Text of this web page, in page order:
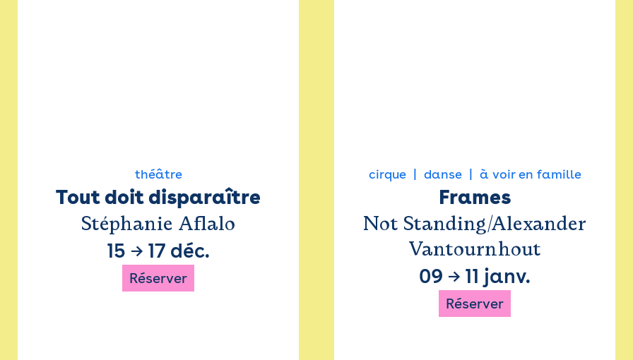
théâtre
Tout doit disparaître
Stéphanie Aflalo
15 → 17 déc.
Réserver
cirque danse à voir en famille
Frames
Not Standing/Alexander
Vantournhout
09 → 11 janv.
Réserver